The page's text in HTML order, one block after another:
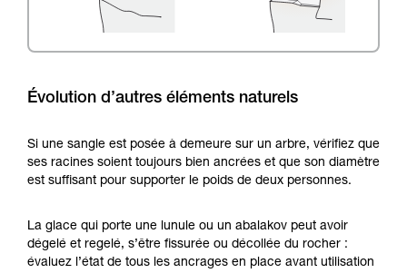
Évolution d’autres éléments naturels
Si une sangle est posée à demeure sur un arbre, vérifiez que
ses racines soient toujours bien ancrées et que son diamètre
est suffisant pour supporter le poids de deux personnes.
La glace qui porte une lunule ou un abalakov peut avoir
dégelé et regelé, s’être fissurée ou décollée du rocher :
évaluez l’état de tous les ancrages en place avant utilisation